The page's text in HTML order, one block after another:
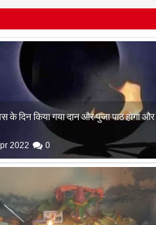
दिन गायत्री महायज्ञ व सामुहिक पूर्णाहुति सम्पन्न
2022 0